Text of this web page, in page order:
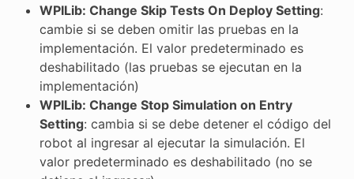
WPILib: Change Skip Tests On Deploy Setting:
cambie si se deben omitir las pruebas en la
implementación. El valor predeterminado es
deshabilitado (las pruebas se ejecutan en la
implementación)
WPILib: Change Stop Simulation on Entry
Setting: cambia si se debe detener el código del
robot al ingresar al ejecutar la simulación. El
valor predeterminado es deshabilitado (no se